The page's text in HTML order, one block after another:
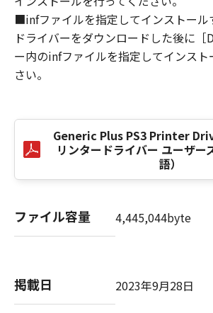
損害の可能性について知らされて
同様です。
(3) キヤノン、キヤノンのライセ
ンの子会社、キヤノンの関連会社
売代理店または販売店のいずれも
じたいかなる紛争についても、一
ないものとします。
８．契約期間
記のボタンをクリックした時点、
フトウェア」をインストールした
(2) お客様は、「本ソフトウェア」
複製物のすべてを廃棄および消去
■infファイルを指定してインストール
ドライバーをダウンロードした後に
ー内のinfファイルを指定してインスト
さい。
Generic Plus PS3 Printer
リンタードライバー ユーザー
語）
ファイル容量 4,445,044byte
掲載日 2023年9月28日